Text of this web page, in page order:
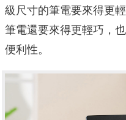
級尺寸的筆電要來得更
筆電還要來得更輕巧，
便利性。